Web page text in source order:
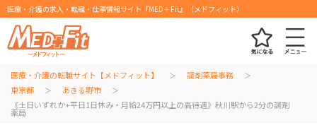
医療・介護の求人・転職・仕事情報サイト『MED＋Fit』（メドフィット）
医療・介護の転職サイト【メドフィット】
調剤薬局事務
東京都
あきる野市
《土日いずれか+平日1日休み・月給24万円以上の高待遇》秋川駅から2分の調剤
薬局